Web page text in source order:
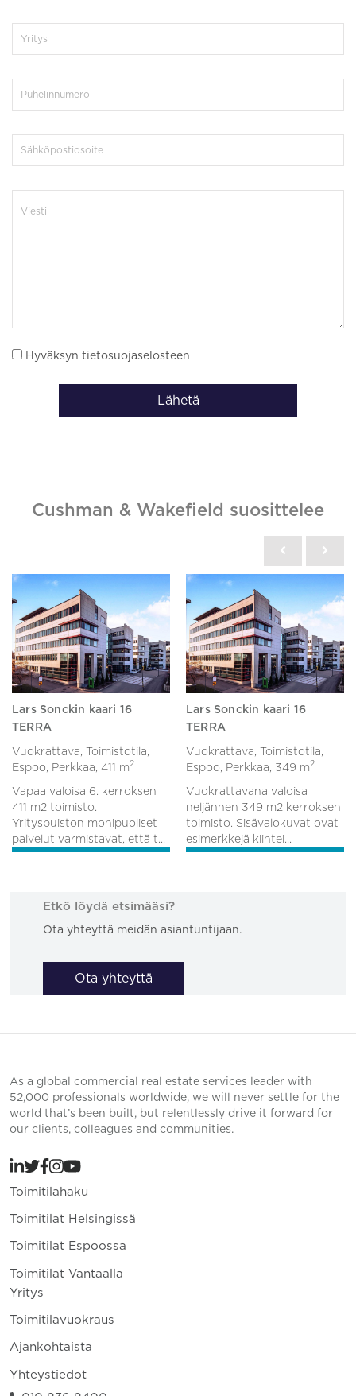
Hyväksyn tietosuojaselosteen
Lähetä
Cushman & Wakefield suosittelee
Lars Sonckin kaari 16
TERRA
Vuokrattava, Toimistotila,
Espoo, Perkkaa, 411 m2
Vapaa valoisa 6. kerroksen
411 m2 toimisto.
Yrityspuiston monipuoliset
palvelut varmistavat, että t...
Lars Sonckin kaari 16
TERRA
Vuokrattava, Toimistotila,
Espoo, Perkkaa, 349 m2
Vuokrattavana valoisa
neljännen 349 m2 kerroksen
toimisto. Sisävalokuvat ovat
esimerkkejä kiintei...
Etkö löydä etsimääsi?
Ota yhteyttä meidän asiantuntijaan.
Ota yhteyttä
As a global commercial real estate services leader with
52,000 professionals worldwide, we will never settle for the
world that’s been built, but relentlessly drive it forward for
our clients, colleagues and communities.
Toimitilahaku
Toimitilat Helsingissä
Toimitilat Espoossa
Toimitilat Vantaalla
Yritys
Toimitilavuokraus
Ajankohtaista
Yhteystiedot